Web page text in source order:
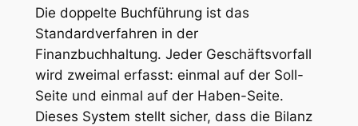
Die doppelte Buchführung ist das
Standardverfahren in der
Finanzbuchhaltung. Jeder Geschäftsvorfall
wird zweimal erfasst: einmal auf der Soll-
Seite und einmal auf der Haben-Seite.
Dieses System stellt sicher, dass die Bilanz